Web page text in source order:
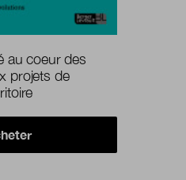
au coeur des
projets de